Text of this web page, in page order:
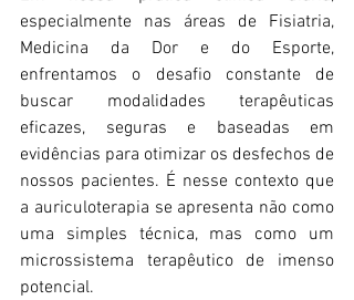
especialmente nas áreas de Fisiatria,
Medicina da Dor e do Esporte,
enfrentamos o desafio constante de
buscar modalidades terapêuticas
eficazes, seguras e baseadas em
evidências para otimizar os desfechos de
nossos pacientes. É nesse contexto que
a auriculoterapia se apresenta não como
uma simples técnica, mas como um
microssistema terapêutico de imenso
potencial.